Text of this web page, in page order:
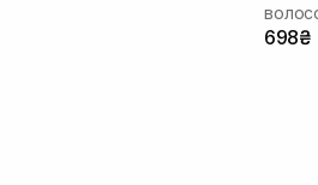
698₴